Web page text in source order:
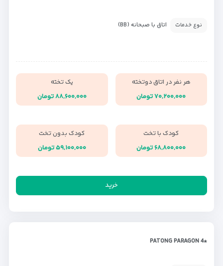
نوع خدمات اتاق با صبحانه (BB)
هر نفر در اتاق دوتخته
۷۰,۲۰۰,۰۰۰ تومان
یک تخته
۸۸,۶۰۰,۰۰۰ تومان
کودک با تخت
۶۸,۸۰۰,۰۰۰ تومان
کودک بدون تخت
۵۹,۱۰۰,۰۰۰ تومان
خرید
*PATONG PARAGON 4